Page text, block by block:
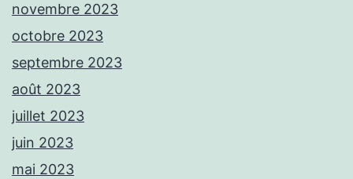
novembre 2023
octobre 2023
septembre 2023
août 2023
juillet 2023
juin 2023
mai 2023